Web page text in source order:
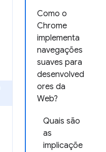
Como o
Chrome
implementa
navegações
suaves para
desenvolved
ores da
Web?
Quais são
as
implicaçõe